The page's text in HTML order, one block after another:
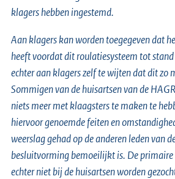
klagers hebben ingestemd.
Aan klagers kan worden toegegeven dat
heeft voordat dit roulatiesysteem tot
echter aan klagers zelf te wijten dat dit zo
Sommigen van de huisartsen van de
niets meer met klaagsters te maken te
hiervoor genoemde feiten en
weerslag gehad op de anderen leden van
besluitvorming bemoeilijkt is. De
echter niet bij de huisartsen worden